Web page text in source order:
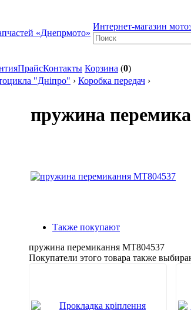
Интернет-магазин
ПрайсКонтакты Корзина (0)
"Дніпро" › Коробка передач ›
пружина
Также покупают
пружина перемикання МТ804537
Покупатели этого товара также